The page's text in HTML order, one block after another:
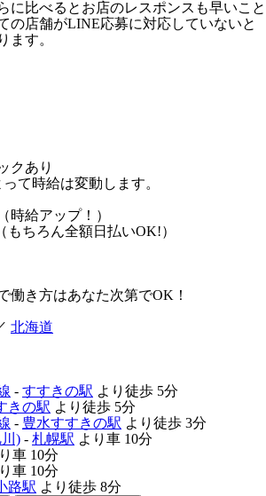
に比べるとお店のレスポンスも早いこと
の店舗がLINE応募に対応していないと
ます。
クあり
て時給は変動します。
時給アップ！）
ちろん全額日払いOK!）
働き方はあなた次第でOK！
北海道
- すすきの駅 より徒歩 5分
きの駅 より徒歩 5分
- 豊水すすきの駅 より徒歩 3分
) - 札幌駅 より車 10分
車 10分
車 10分
路駅 より徒歩 8分